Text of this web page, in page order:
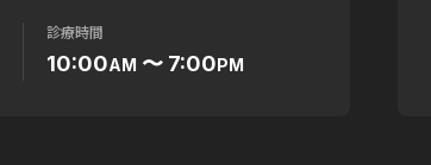
診療時間
10:00AM 〜 7:00PM